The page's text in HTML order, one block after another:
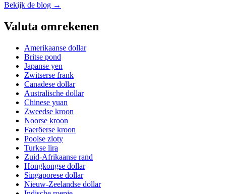
Bekijk de blog →
Valuta omrekenen
Amerikaanse dollar
Britse pond
Japanse yen
Zwitserse frank
Canadese dollar
Australische dollar
Chinese yuan
Zweedse kroon
Noorse kroon
Faeröerse kroon
Poolse zloty
Turkse lira
Zuid-Afrikaanse rand
Hongkongse dollar
Singaporese dollar
Nieuw-Zeelandse dollar